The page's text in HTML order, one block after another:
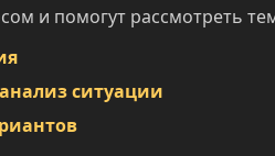
и помогут рассмотреть
ситуации